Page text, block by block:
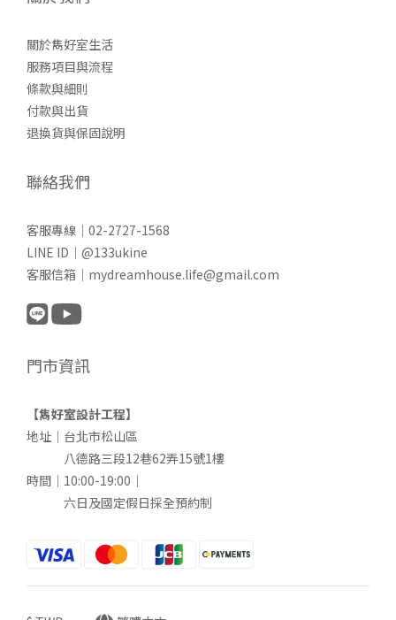
關於雋好室生活
服務項目與流程
條款與細則
付款與出貨
退換貨與保固說明
聯絡我們
客服專線｜02-2727-1568
LINE ID｜@133ukine
客服信箱｜mydreamhouse.life@gmail.com
門市資訊
【雋好室設計工程】
地址｜台北市松山區
八德路三段12巷62弄15號1樓
時間｜10:00-19:00｜
六日及國定假日採全預約制